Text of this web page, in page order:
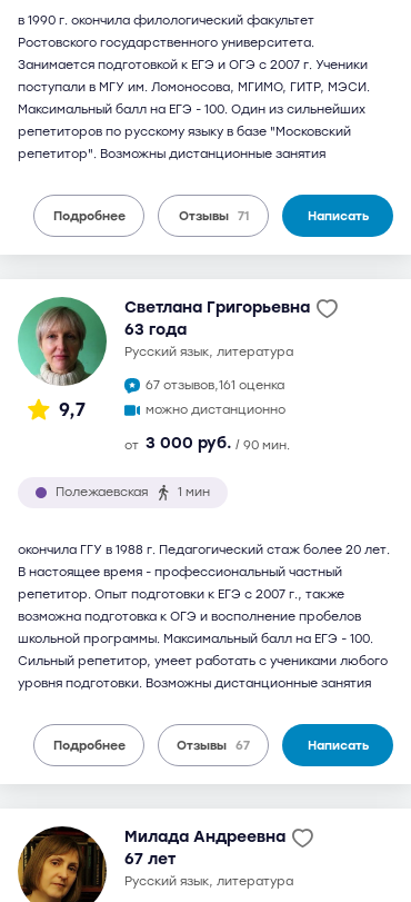
в 1990 г. окончила филологический факультет
Ростовского государственного университета.
Занимается подготовкой к ЕГЭ и ОГЭ с 2007 г. Ученики
поступали в МГУ им. Ломоносова, МГИМО, ГИТР, МЭСИ.
Максимальный балл на ЕГЭ - 100. Один из сильнейших
репетиторов по русскому языку в базе "Московский
репетитор". Возможны дистанционные занятия
Подробнее Отзывы 71 Написать
9,7
Светлана Григорьевна
63 года
русский язык, литература
67 отзывов,161 оценка
можно дистанционно
от 3 000 руб. / 90 мин.
Полежаевская 1 мин
окончила ГГУ в 1988 г. Педагогический стаж более 20 лет.
В настоящее время - профессиональный частный
репетитор. Опыт подготовки к ЕГЭ с 2007 г., также
возможна подготовка к ОГЭ и восполнение пробелов
школьной программы. Максимальный балл на ЕГЭ - 100.
Сильный репетитор, умеет работать с учениками любого
уровня подготовки. Возможны дистанционные занятия
Подробнее Отзывы 67 Написать
Милада Андреевна
67 лет
русский язык, литература